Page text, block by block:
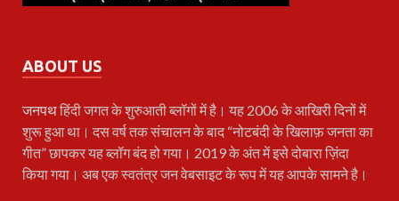
ABOUT US
जनपथहिंदी जगत के शुरुआती ब्लॉगों में है। यह 2006 के आखिरी दिनों में
शुरू हुआ था। दस वर्ष तक संचालन के बाद “नोटबंदी के खिलाफ़ जनता का
गीत” छापकर यह ब्लॉग बंद हो गया। 2019 के अंत में इसे दोबारा ज़िंदा
किया गया। अब एक स्वतंत्र जन वेबसाइट के रूप में यह आपके सामने है।